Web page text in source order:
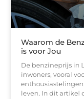
Waarom de
is voor Jou
De benzineprijs in
inwoners, vooral
leven. In dit artikel